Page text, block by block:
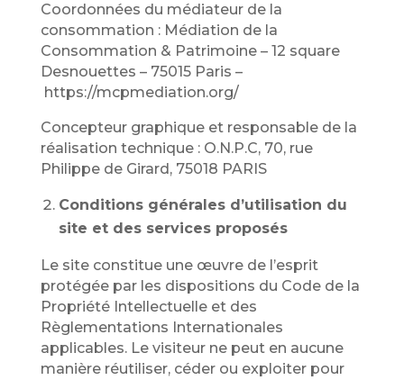
Coordonnées du médiateur de la
consommation : Médiation de la
Consommation & Patrimoine – 12 square
Desnouettes – 75015 Paris –
https://mcpmediation.org/
Concepteur graphique et responsable de la
réalisation technique : O.N.P.C, 70, rue
Philippe de Girard, 75018 PARIS
Conditions générales d’utilisation du
site et des services proposés
Le site constitue une œuvre de l’esprit
protégée par les dispositions du Code de la
Propriété Intellectuelle et des
Règlementations Internationales
applicables. Le visiteur ne peut en aucune
manière réutiliser, céder ou exploiter pour